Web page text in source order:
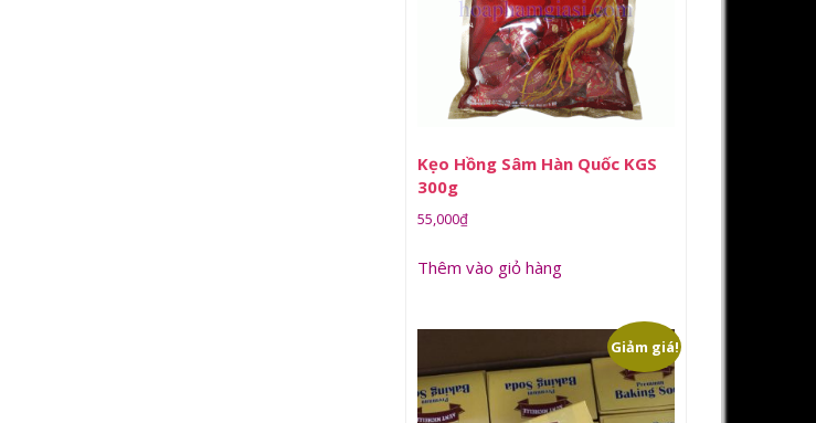
Kẹo Hồng Sâm Hàn Quốc KGS
300g
55,000₫
Thêm vào giỏ hàng
Giảm giá!